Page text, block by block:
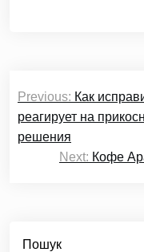
записів
Previous: Как
реагирует на
решения
Next: Кофе
Пошук